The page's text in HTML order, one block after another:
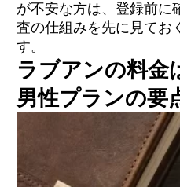
が不安な方は、登録前に
査の仕組みを先に見てお
す。
ラブアンの料金
男性プランの要